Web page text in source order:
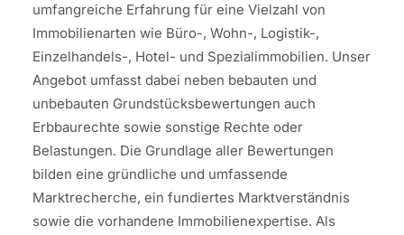
umfangreiche Erfahrung für eine Vielzahl von
Immobilienarten wie Büro-, Wohn-, Logistik-,
Einzelhandels-, Hotel- und Spezialimmobilien. Unser
Angebot umfasst dabei neben bebauten und
unbebauten Grundstücksbewertungen auch
Erbbaurechte sowie sonstige Rechte oder
Belastungen. Die Grundlage aller Bewertungen
bilden eine gründliche und umfassende
Marktrecherche, ein fundiertes Marktverständnis
sowie die vorhandene Immobilienexpertise. Als